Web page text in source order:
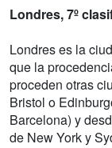
Londres, 7º
Londres es la
que la
proceden otras
Bristol o
Barcelona) y
de New York y